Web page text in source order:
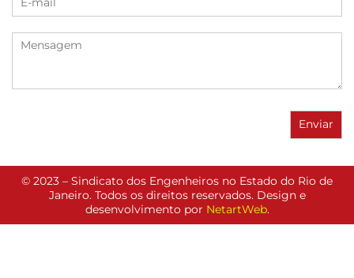
© 2023 – Sindicato dos Engenheiros no Estado do Rio de
Janeiro. Todos os direitos reservados. Design e
desenvolvimento por NetartWeb.